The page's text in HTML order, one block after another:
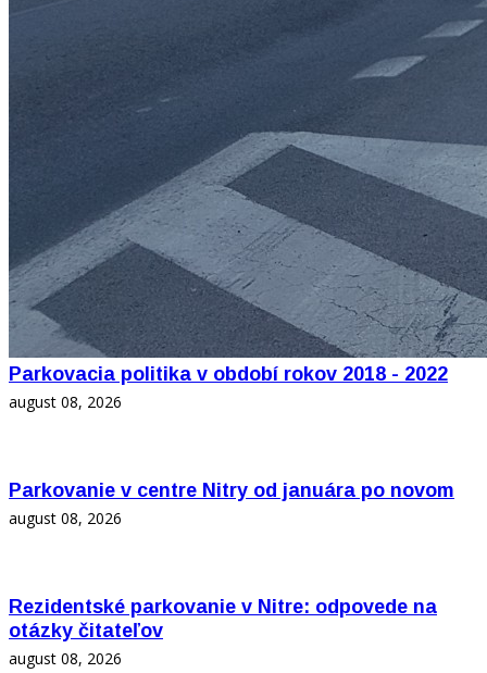
Parkovacia politika v období rokov 2018 - 2022
august 08, 2026
Parkovanie v centre Nitry od januára po novom
august 08, 2026
Rezidentské parkovanie v Nitre: odpovede na
otázky čitateľov
august 08, 2026